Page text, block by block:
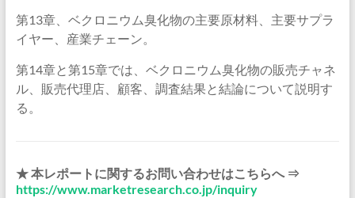
第13章、ベクロニウム臭化物の主要原材料、主要サプラ
イヤー、産業チェーン。
第14章と第15章では、ベクロニウム臭化物の販売チャネ
ル、販売代理店、顧客、調査結果と結論について説明す
る。
★ 本レポートに関するお問い合わせはこちらへ ⇒
https://www.marketresearch.co.jp/inquiry